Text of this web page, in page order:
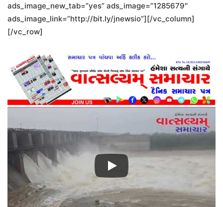
ads_image_new_tab=”yes” ads_image=”1285679″
ads_image_link=”http://bit.ly/jnewsio”][/vc_column]
[/vc_row]